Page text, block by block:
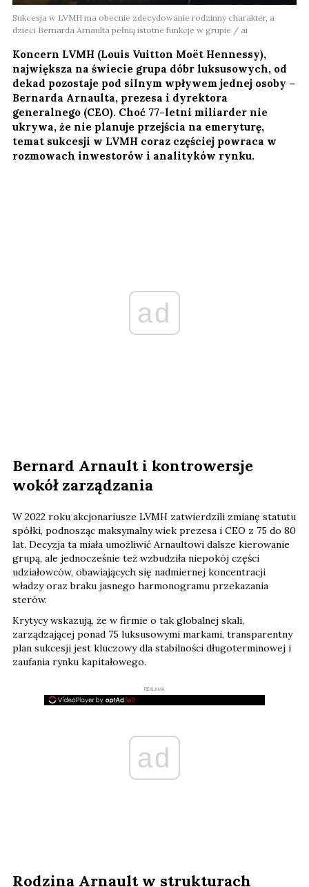
Sukcesja w LVMH ma obecnie zdecydowanie rodzinny charakter, a
dzieci Bernarda Arnaulta pełnią istotne funkcje w grupie / ai
Koncern LVMH (Louis Vuitton Moët Hennessy),
największa na świecie grupa dóbr luksusowych, od
dekad pozostaje pod silnym wpływem jednej osoby –
Bernarda Arnaulta, prezesa i dyrektora
generalnego (CEO). Choć 77-letni miliarder nie
ukrywa, że nie planuje przejścia na emeryturę,
temat sukcesji w LVMH coraz częściej powraca w
rozmowach inwestorów i analityków rynku.
ad
Bernard Arnault i kontrowersje
wokół zarządzania
W 2022 roku akcjonariusze LVMH zatwierdzili zmianę statutu
spółki, podnosząc maksymalny wiek prezesa i CEO z 75 do 80
lat. Decyzja ta miała umożliwić Arnaultowi dalsze kierowanie
grupą, ale jednocześnie też wzbudziła niepokój części
udziałowców, obawiających się nadmiernej koncentracji
władzy oraz braku jasnego harmonogramu przekazania
sterów.
Krytycy wskazują, że w firmie o tak globalnej skali,
zarządzającej ponad 75 luksusowymi markami, transparentny
plan sukcesji jest kluczowy dla stabilności długoterminowej i
zaufania rynku kapitałowego.
REKLAMA
ad
Rodzina Arnault w strukturach